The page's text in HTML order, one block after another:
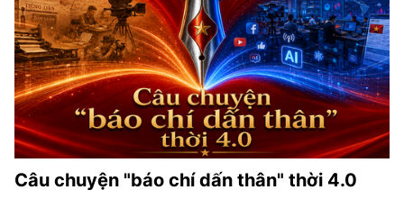
Câu chuyện "báo chí dấn thân" thời 4.0